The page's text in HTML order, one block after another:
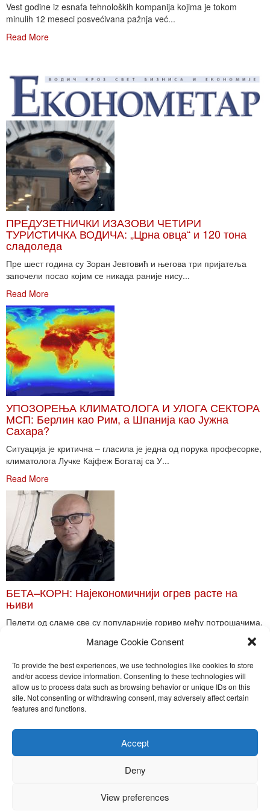
Manage Cookie Consent
To provide the best experiences, we use technologies like cookies to store
and/or access device information. Consenting to these technologies will
allow us to process data such as browsing behavior or unique IDs on this
site. Not consenting or withdrawing consent, may adversely affect certain
features and functions.
Accept
Deny
View preferences
Vest godine iz esnafa tehnoloških kompanija kojima je tokom
minulih 12 meseci posvećivana pažnja već...
Read More
ПРЕДУЗЕТНИЧКИ ИЗАЗОВИ ЧЕТИРИ
ТУРИСТИЧКА ВОДИЧА: „Црна овца“ и 120 тона
сладоледа
Пре шест година су Зоран Јевтовић и његова три пријатеља
започели посао којим се никада раније нису...
Read More
УПОЗОРЕЊА КЛИМАТОЛОГА И УЛОГА СЕКТОРА
МСП: Берлин као Рим, а Шпанија као Јужна
Сахара?
Ситуација је критична – гласила је једна од порука професорке,
климатолога Лучке Кајфеж Богатај са У...
Read More
БЕТА–КОРН: Најекономичнији огрев расте на
њиви
Пелети од сламе све су популарније гориво међу потрошачима.
Toggle
Nira Press d.o.o.
Sadržaj ovog sajta je zakonom zaštićena intelektualna svojina
kopiranje, objavljivanje celine ili delova bilo kog proizvoda NiraPress